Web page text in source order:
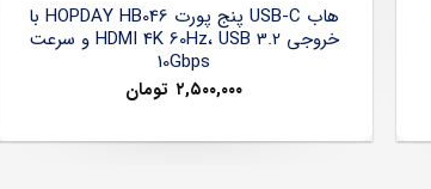
هاب USB-C پنج پورت HOPDAY HB046 با
خروجی HDMI 4K 60Hz، USB 3.2 و سرعت
10Gbps
۲,۵۰۰,۰۰۰ تومان